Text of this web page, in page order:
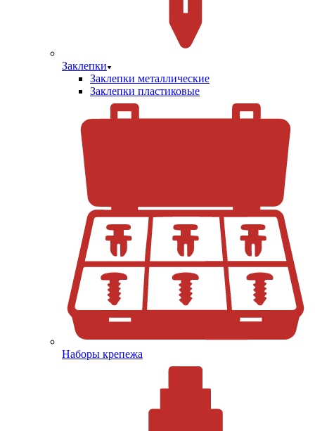
Заклепки
Заклепки металлические
Заклепки пластиковые
Наборы крепежа